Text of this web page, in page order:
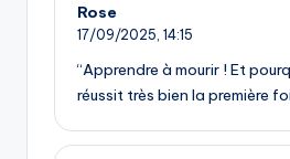
Rose
17/09/2025, 14:15
“Apprendre à mourir ! Et
réussit très bien la première